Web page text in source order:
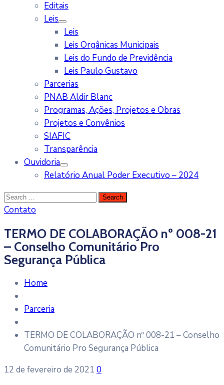
Editais
Leis
Leis
Leis Orgânicas Municipais
Leis do Fundo de Previdência
Leis Paulo Gustavo
Parcerias
PNAB Aldir Blanc
Programas, Ações, Projetos e Obras
Projetos e Convênios
SIAFIC
Transparência
Ouvidoria
Relatório Anual Poder Executivo – 2024
Contato
TERMO DE COLABORAÇÃO nº 008-21
– Conselho Comunitário Pro
Segurança Pública
Home
Parceria
TERMO DE COLABORAÇÃO nº 008-21 – Conselho
Comunitário Pro Segurança Pública
12 de fevereiro de 2021 0